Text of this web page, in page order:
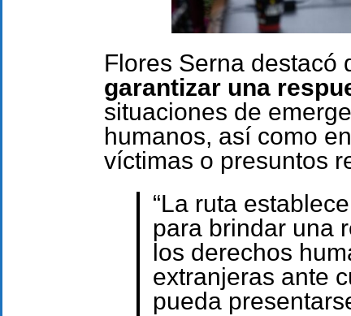
Flores Serna destacó
garantizar una
situaciones de
humanos, así como
víctimas o presuntos
“La ruta
para brindar una
los derechos
extranjeras ante
pueda